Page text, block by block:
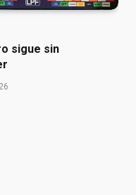
sigue sin